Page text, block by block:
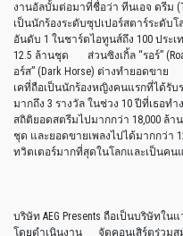
งานอัลบั้มต่อมาที่ชื่อว่า ทีนเอจ ดรีม
เป็นนักร้องระดับซุปเปอร์สตาร์ระดับโ
อันดับ 1 ในชาร์ตไอทูนส์ถึง 100 ประ
12.5 ล้านชุด ส่วนซิงเกิ้ล “รอร์”
อร์ส” (Dark Horse) ต่างทำยอดข
เคที่ถือเป็นนักร้องหญิงคนแรกที่ได้รับรา
มากถึง 3 รางวัล ในช่วง 10 ปีที่เธอ
สถิติยอดสตรีมไปมากกว่า 18,000 ล้
ชุด และยอดขายเพลงไปได้มากกว่า
ทวิตเตอร์มากที่สุดในโลกและเป็นค
บริษัท AEG Presents ถือเป็นบริษัทใ
โดยดำเนินงาน จัดคอนเสิร์ตร่วมส